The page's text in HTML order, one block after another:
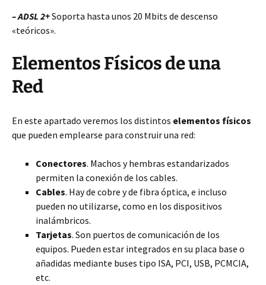
– ADSL 2+Soporta hasta unos 20 Mbits de descenso
«teóricos».
Elementos Físicos de una
Red
En este apartado veremos los distintos elementos físicos
que pueden emplearse para construir una red:
Conectores. Machos y hembras estandarizados
permiten la conexión de los cables.
Cables. Hay de cobre y de fibra óptica, e incluso
pueden no utilizarse, como en los dispositivos
inalámbricos.
Tarjetas. Son puertos de comunicación de los
equipos. Pueden estar integrados en su placa base o
añadidas mediante buses tipo ISA, PCI, USB, PCMCIA,
etc.